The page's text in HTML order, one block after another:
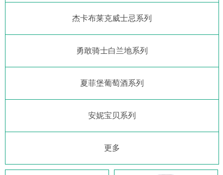
杰卡布莱克威士忌系列
勇敢骑士白兰地系列
夏菲堡葡萄酒系列
安妮宝贝系列
更多